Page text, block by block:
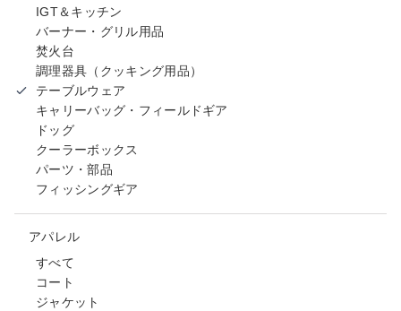
IGT＆キッチン
バーナー・グリル用品
焚火台
調理器具（クッキング用品）
テーブルウェア
キャリーバッグ・フィールドギア
ドッグ
クーラーボックス
パーツ・部品
フィッシングギア
アパレル
すべて
コート
ジャケット